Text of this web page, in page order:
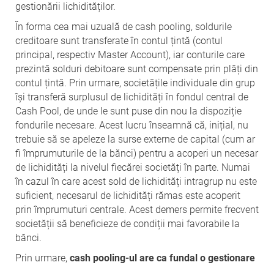
gestionării lichidităților.
În forma cea mai uzuală de cash pooling, soldurile
creditoare sunt transferate în contul țintă (contul
principal, respectiv Master Account), iar conturile care
prezintă solduri debitoare sunt compensate prin plăți din
contul țintă. Prin urmare, societățile individuale din grup
își transferă surplusul de lichidități în fondul central de
Cash Pool, de unde le sunt puse din nou la dispoziție
fondurile necesare. Acest lucru înseamnă că, inițial, nu
trebuie să se apeleze la surse externe de capital (cum ar
fi împrumuturile de la bănci) pentru a acoperi un necesar
de lichidități la nivelul fiecărei societăți în parte. Numai
în cazul în care acest sold de lichidități intragrup nu este
suficient, necesarul de lichidități rămas este acoperit
prin împrumuturi centrale. Acest demers permite frecvent
societății să beneficieze de condiții mai favorabile la
bănci.
Prin urmare, cash pooling-ul are ca fundal o gestionare